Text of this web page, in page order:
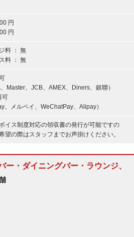
円
円
料 ： 無
料 ： 無
、Master、JCB、AMEX、Diners、銀聯）
可
、メルペイ、WeChatPay、Alipay）
イス制度対応の領収書の発行が可能ですの
望の際はスタッフまでお声掛けください。
ー・ダイニングバー・ラウンジ、